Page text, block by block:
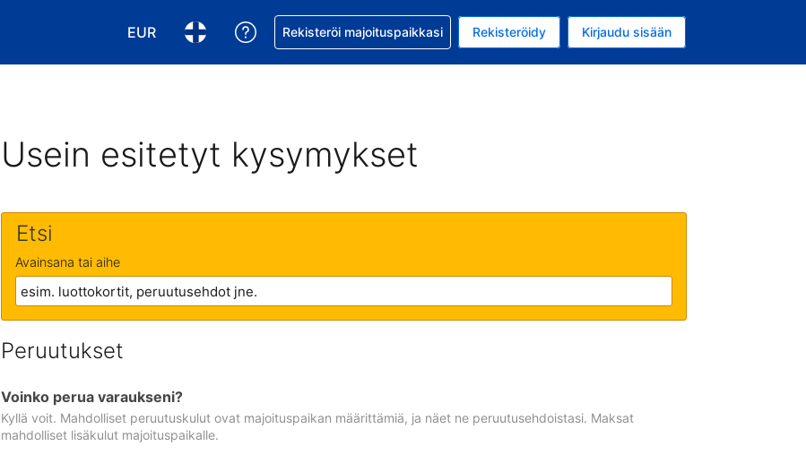
EUR
Valitse valuutta. Tämänhetkinen valuutta on EUR
Valitse kieli. Tämänhetkinen kieli on Suomi
Pyydä apua varauksesi kanssa
Rekisteröi majoituspaikkasi Rekisteröidy Kirjaudu sisään
Usein esitetyt kysymykset
Etsi
Avainsana tai aihe
Peruutukset
Voinko perua varaukseni?
Kyllä voit. Mahdolliset peruutuskulut ovat majoituspaikan määrittämiä, ja näet ne peruutusehdoistasi. Maksat
mahdolliset lisäkulut majoituspaikalle.